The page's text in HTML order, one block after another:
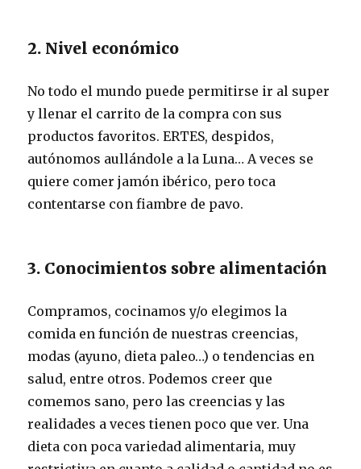
2. Nivel económico
No todo el mundo puede permitirse ir al super
y llenar el carrito de la compra con sus
productos favoritos. ERTES, despidos,
autónomos aullándole a la Luna… A veces se
quiere comer jamón ibérico, pero toca
contentarse con fiambre de pavo.
3. Conocimientos sobre alimentación
Compramos, cocinamos y/o elegimos la
comida en función de nuestras creencias,
modas (ayuno, dieta paleo…) o tendencias en
salud, entre otros. Podemos creer que
comemos sano, pero las creencias y las
realidades a veces tienen poco que ver. Una
dieta con poca variedad alimentaria, muy